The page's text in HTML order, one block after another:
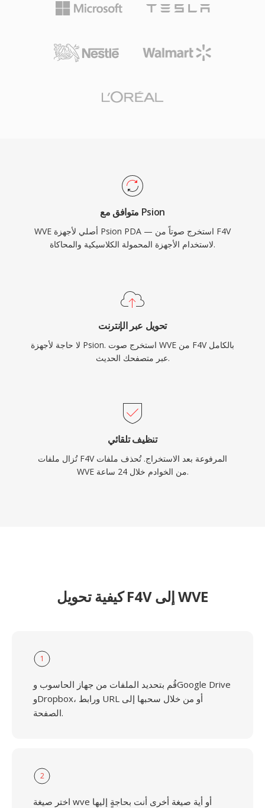
متوافق مع Psion
WVE أصلي لأجهزة Psion PDA — استخرج صوتاً من F4V
لاستخدام الأجهزة المحمولة الكلاسيكية والمحاكاة.
تحويل عبر الإنترنت
لا حاجة لأجهزة Psion. استخرج صوت WVE من F4V بالكامل
عبر متصفحك الحديث.
تنظيف تلقائي
تُزال ملفات F4V المرفوعة بعد الاستخراج. تُحذف ملفات
WVE من الخوادم خلال 24 ساعة.
كيفية تحويل F4V إلى WVE
1
قُم بتحديد الملفات من جهاز الحاسوب وGoogle Drive
وDropbox، ورابط URL أو من خلال سحبها إلى
الصفحة.
2
اختر صيغة wve أو أية صيغة أخرى أنت بحاجةٍ إليها